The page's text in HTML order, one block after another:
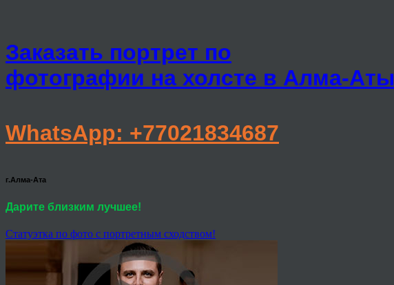
Заказать портрет по
фотографии на холсте в Алма-Аты
WhatsApp: +77021834687
г.Алма-Ата
Дарите близким лучшее!
Статуэтка по фото с портретным сходством!